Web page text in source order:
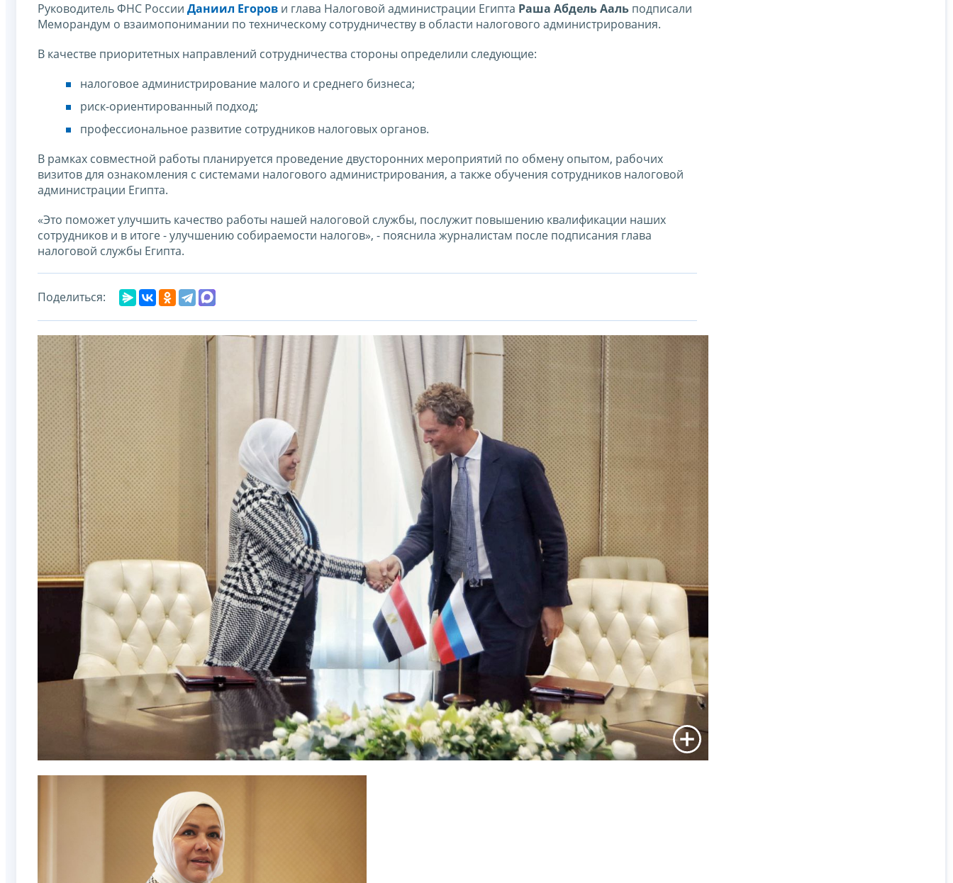
Руководитель ФНС России Даниил Егоров и глава Налоговой администрации Египта Раша Абдель Ааль подписали
Меморандум о взаимопонимании по техническому сотрудничеству в области налогового администрирования.
В качестве приоритетных направлений сотрудничества стороны определили следующие:
налоговое администрирование малого и среднего бизнеса;
риск-ориентированный подход;
профессиональное развитие сотрудников налоговых органов.
В рамках совместной работы планируется проведение двусторонних мероприятий по обмену опытом, рабочих
визитов для ознакомления с системами налогового администрирования, а также обучения сотрудников налоговой
администрации Египта.
«Это поможет улучшить качество работы нашей налоговой службы, послужит повышению квалификации наших
сотрудников и в итоге - улучшению собираемости налогов», - пояснила журналистам после подписания глава
налоговой службы Египта.
Поделиться: